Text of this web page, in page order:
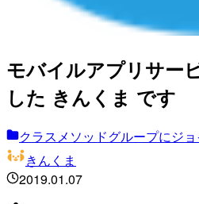
モバイルアプリサー
した きんくま です
クラスメソッドグループにジ
きんくま
2019.01.07